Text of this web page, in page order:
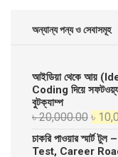
অন্যান্য পন্য ও সেবাসমূহ
আইডিয়া থেকে আয়
Coding দিয়ে
বুটক্যাম্প
৳20,000.00
price
was:
৳
চাকরি পাওয়ার
Test, Career